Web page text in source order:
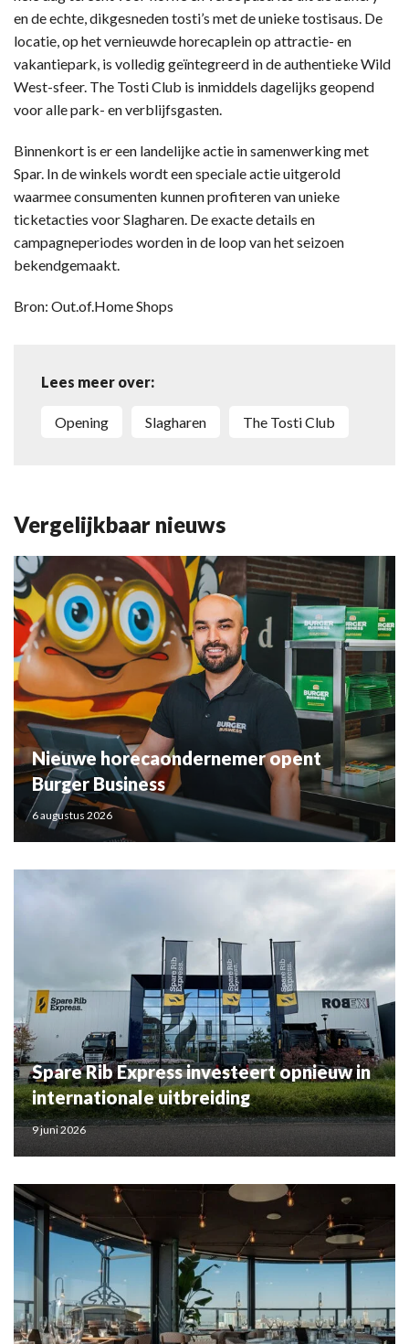
en de echte, dikgesneden tosti’s met de unieke tostisaus. De
locatie, op het vernieuwde horecaplein op attractie- en
vakantiepark, is volledig geïntegreerd in de authentieke Wild
West-sfeer. The Tosti Club is inmiddels dagelijks geopend
voor alle park- en verblijfsgasten.
Binnenkort is er een landelijke actie in samenwerking met
Spar. In de winkels wordt een speciale actie uitgerold
waarmee consumenten kunnen profiteren van unieke
ticketacties voor Slagharen. De exacte details en
campagneperiodes worden in de loop van het seizoen
bekendgemaakt.
Bron: Out.of.Home Shops
Lees meer over:
opening Slagharen The Tosti Club
Vergelijkbaar nieuws
Nieuwe horecaondernemer opent
Burger Business
6 augustus 2026
Spare Rib Express investeert opnieuw in
internationale uitbreiding
9 juni 2026